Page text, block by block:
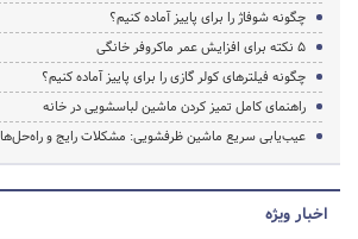
چگونه شوفاژ را برای پاییز آماده کنیم؟
5 نکته برای افزایش عمر ماکروفر خانگی
چگونه فیلترهای کولر گازی را برای پاییز آماده کنیم؟
راهنمای کامل تمیز کردن ماشین لباسشویی در خانه
عیب‌یابی سریع ماشین ظرفشویی: مشکلات رایج و راه‌حل‌ها
اخبار ویژه